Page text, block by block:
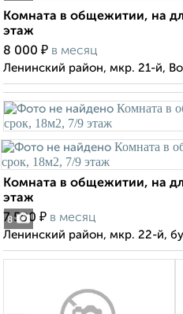
Комната в общежитии, на
этаж
8 000 ₽ в месяц
Ленинский район, мкр. 21-й,
8
Комната в общежитии, на
этаж
7 500 ₽ в месяц
Ленинский район, мкр. 22-й,